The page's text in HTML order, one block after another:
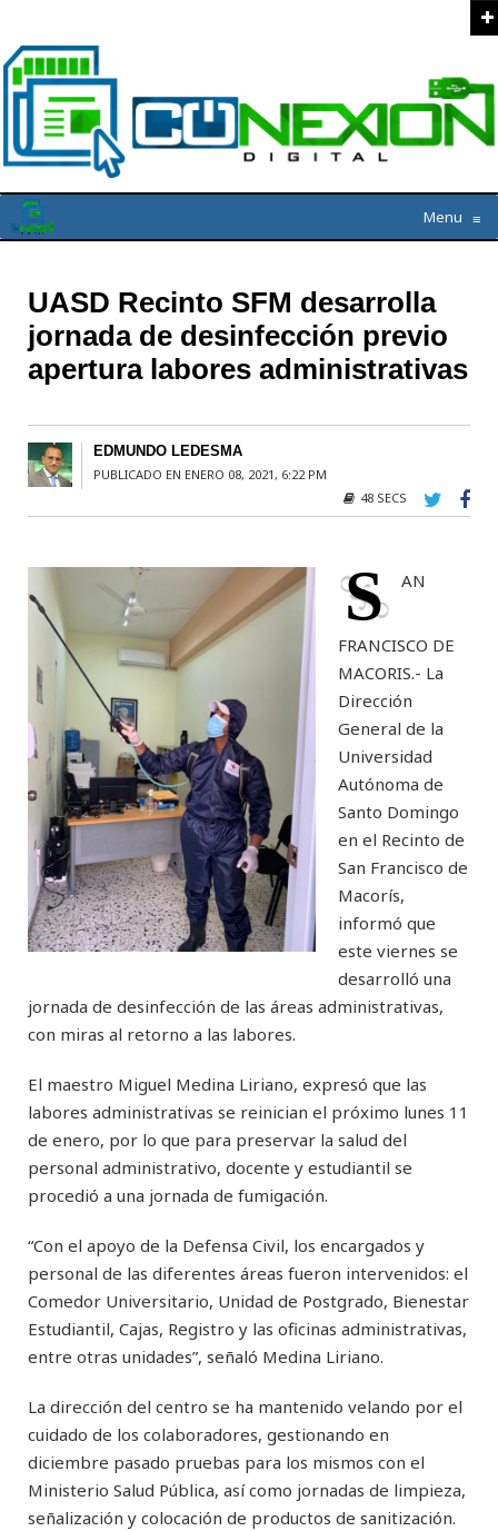
Menu ≡
UASD Recinto SFM desarrolla
jornada de desinfección previo
apertura labores administrativas
EDMUNDO LEDESMA
PUBLICADO EN ENERO 08, 2021, 6:22 PM
48 SECS
S AN
FRANCISCO DE
MACORIS.- La
Dirección
General de la
Universidad
Autónoma de
Santo Domingo
en el Recinto de
San Francisco de
Macorís,
informó que
este viernes se
desarrolló una
jornada de desinfección de las áreas administrativas,
con miras al retorno a las labores.
El maestro Miguel Medina Liriano, expresó que las
labores administrativas se reinician el próximo lunes 11
de enero, por lo que para preservar la salud del
personal administrativo, docente y estudiantil se
procedió a una jornada de fumigación.
“Con el apoyo de la Defensa Civil, los encargados y
personal de las diferentes áreas fueron intervenidos: el
Comedor Universitario, Unidad de Postgrado, Bienestar
Estudiantil, Cajas, Registro y las oficinas administrativas,
entre otras unidades”, señaló Medina Liriano.
La dirección del centro se ha mantenido velando por el
cuidado de los colaboradores, gestionando en
diciembre pasado pruebas para los mismos con el
Ministerio Salud Pública, así como jornadas de limpieza,
señalización y colocación de productos de sanitización.